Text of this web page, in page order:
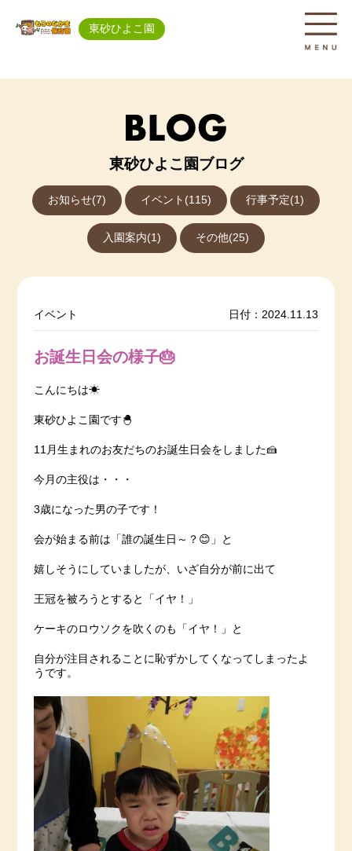
東砂ひよこ園
東砂ひよこ園ブログ
お知らせ(7) イベント(115) 行事予定(1)
入園案内(1) その他(25)
イベント 日付：2024.11.13
お誕生日会の様子🎂
こんにちは☀
東砂ひよこ園です🐣
11月生まれのお友だちのお誕生日会をしました🍰
今月の主役は・・・
3歳になった男の子です！
会が始まる前は「誰の誕生日～？😊」と
嬉しそうにしていましたが、いざ自分が前に出て
王冠を被ろうとすると「イヤ！」
ケーキのロウソクを吹くのも「イヤ！」と
自分が注目されることに恥ずかしてくなってしまったよ
うです。